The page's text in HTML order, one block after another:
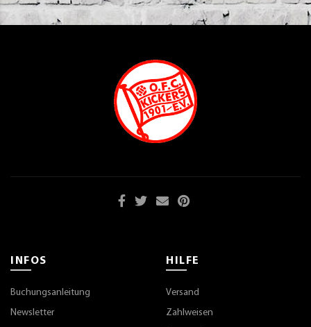
INFOS
Buchungsanleitung
Newsletter
HILFE
Versand
Zahlweisen